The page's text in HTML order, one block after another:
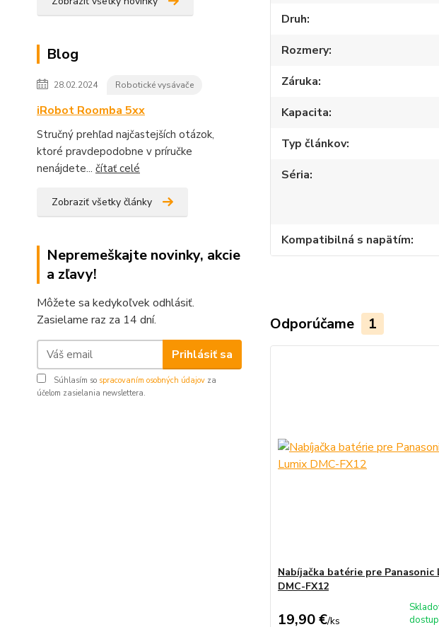
Blog
28.02.2024 Robotické vysávače
iRobot Roomba 5xx
Stručný prehľad najčastejších otázok,
ktoré pravdepodobne v príručke
nenájdete... čítať celé
Zobraziť všetky články
Nepremeškajte novinky, akcie
a zľavy!
Môžete sa kedykoľvek odhlásiť.
Zasielame raz za 14 dní.
Prihlásiť sa
Súhlasím so spracovaním osobných údajov za
účelom zasielania newslettera.
Druh
Rozmery
Záruka
Kapacita
Typ článkov
Séria
Kompatibilná s napätím
Odporúčame 1
Nabíjačka batérie pre Panasonic
DMC-FX12
19,90 €/ks